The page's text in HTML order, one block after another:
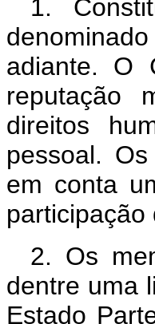
1.
adiante. O
reputação
direitos
pessoal.
em conta
2. Os
dentre uma
Estado